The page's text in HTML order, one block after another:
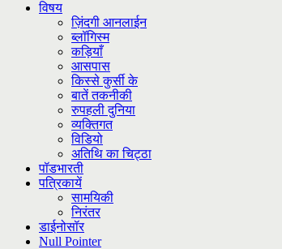
विषय
ज़िंदगी आनलाईन
ब्लॉगिस्म
कड़ियाँ
आसपास
किस्से कुर्सी के
बातें तकनीकी
रुपहली दुनिया
व्यक्तिगत
विडियो
अतिथि का चिट्ठा
पॉडभारती
पत्रिकायें
सामयिकी
निरंतर
डाईनोसॉर
Null Pointer